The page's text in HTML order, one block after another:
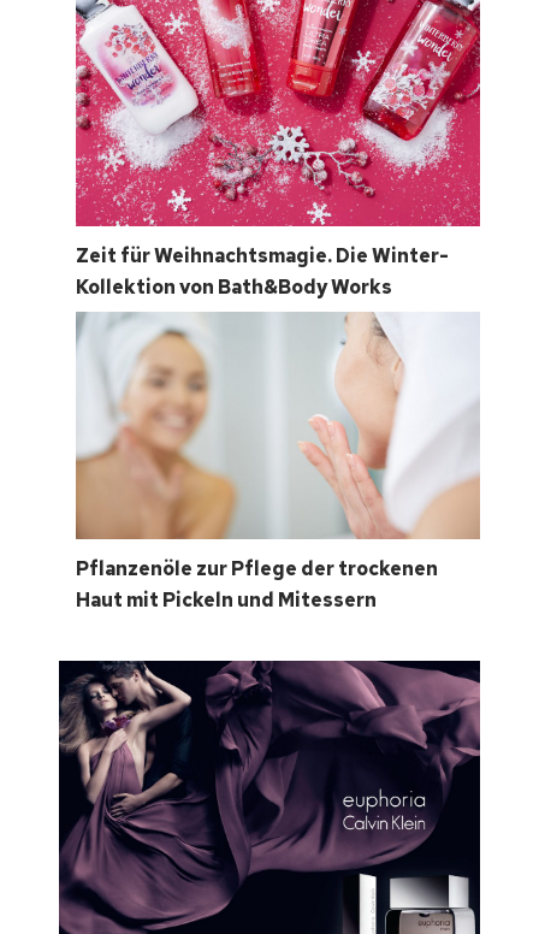
Zeit für Weihnachtsmagie. Die Winter-
Kollektion von Bath&Body Works
Pflanzenöle zur Pflege der trockenen
Haut mit Pickeln und Mitessern